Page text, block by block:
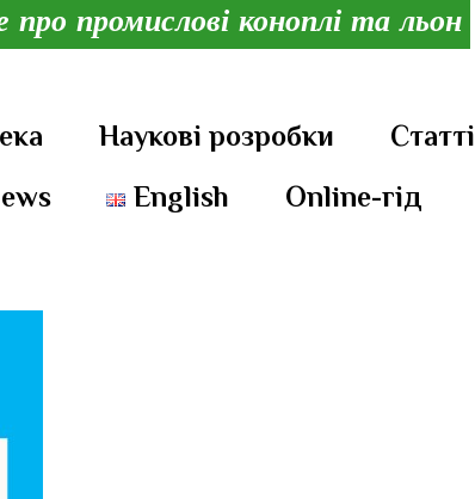
про промислові коноплі та льон
Наукові розробки Статті
English Online-гід